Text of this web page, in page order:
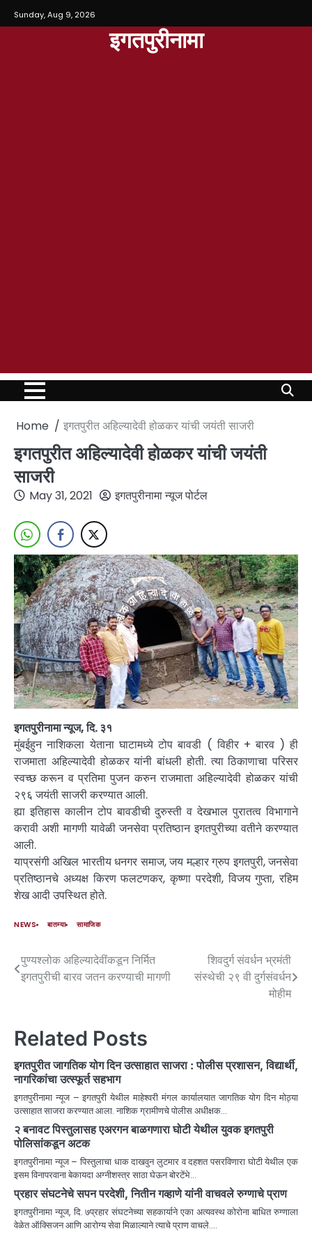
Sunday, Aug 9, 2026
इगतपुरीनामा
Home इगतपुरीत अहिल्यादेवी होळकर यांची जयंती साजरी
इगतपुरीत अहिल्यादेवी होळकर यांची जयंती
साजरी
May 31, 2021 इगतपुरीनामा न्यूज पोर्टल
इगतपुरीनामा न्यूज, दि. ३१
मुंबईहुन नाशिकला येताना घाटामध्ये टोप बावडी ( विहीर + बारव ) ही
राजमाता अहिल्यादेवी होळकर यांनी बांधली होती. त्या ठिकाणाचा परिसर
स्वच्छ करून व प्रतिमा पुजन करुन राजमाता अहिल्यादेवी होळकर यांची
२९६ जयंती साजरी करण्यात आली.
ह्या इतिहास कालीन टोप बावडीची दुरुस्ती व देखभाल पुरातत्व विभागाने
करावी अशी मागणी यावेळी जनसेवा प्रतिष्ठान इगतपुरीच्या वतीने करण्यात
आली.
याप्रसंगी अखिल भारतीय धनगर समाज, जय मल्हार ग्रुप इगतपुरी, जनसेवा
प्रतिष्ठानचे अध्यक्ष किरण फलटणकर, कृष्णा परदेशी, विजय गुप्ता, रहिम
शेख आदी उपस्थित होते.
NEWS बातम्या सामाजिक
पुण्यश्लोक अहिल्यादेवींकडून निर्मित
इगतपुरीची बारव जतन करण्याची मागणी
शिवदुर्ग संवर्धन भ्रमंती
संस्थेची २९ वी दुर्गसंवर्धन
मोहीम
Related Posts
इगतपुरीत जागतिक योग दिन उत्साहात साजरा : पोलीस प्रशासन, विद्यार्थी,
नागरिकांचा उत्स्फूर्त सहभाग
इगतपुरीनामा न्यूज – इगतपुरी येथील माहेश्वरी मंगल कार्यालयात जागतिक योग दिन मोठ्या
उत्साहात साजरा करण्यात आला. नाशिक ग्रामीणचे पोलीस अधीक्षक…
२ बनावट पिस्तुलासह एअरगन बाळगणारा घोटी येथील युवक इगतपुरी
पोलिसांकडून अटक
इगतपुरीनामा न्यूज – पिस्तुलाचा धाक दाखवुन लुटमार व दहशत पसरविणारा घोटी येथील एक
इसम विनापरवाना बेकायदा अग्नीशस्त्र साठा घेऊन बोरटेंभे…
प्रहार संघटनेचे सपन परदेशी, नितीन गव्हाणे यांनी वाचवले रुग्णाचे प्राण
इगतपुरीनामा न्यूज, दि. ७प्रहार संघटनेच्या सहकार्याने एका अत्यवस्थ कोरोना बाधित रुग्णाला
वेळेत ऑक्सिजन आणि आरोग्य सेवा मिळाल्याने त्याचे प्राण वाचले.…